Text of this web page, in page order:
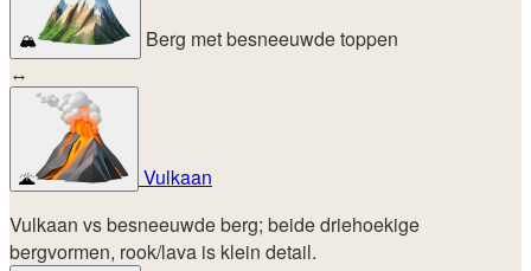
🏔️
Berg met besneeuwde toppen
↔
🌋
Vulkaan
Vulkaan vs besneeuwde berg; beide driehoekige
bergvormen, rook/lava is klein detail.